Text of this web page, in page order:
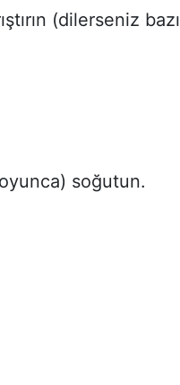
(dilerseniz bazı
soğutun.